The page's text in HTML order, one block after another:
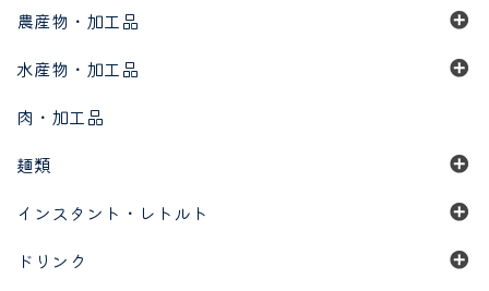
農産物・加工品
水産物・加工品
肉・加工品
麺類
インスタント・レトルト
ドリンク